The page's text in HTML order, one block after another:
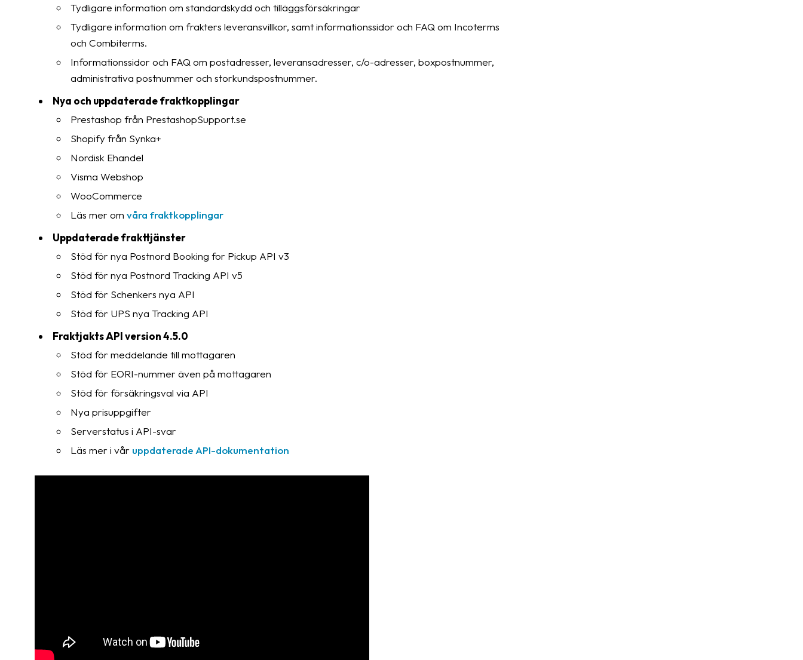
Tydligare information om standardskydd och tilläggsförsäkringar
Tydligare information om frakters leveransvillkor, samt informationssidor och FAQ om Incoterms
och Combiterms.
Informationssidor och FAQ om postadresser, leveransadresser, c/o-adresser, boxpostnummer,
administrativa postnummer och storkundspostnummer.
Nya och uppdaterade fraktkopplingar
Prestashop från PrestashopSupport.se
Shopify från Synka+
Nordisk Ehandel
Visma Webshop
WooCommerce
Läs mer om våra fraktkopplingar
Uppdaterade frakttjänster
Stöd för nya Postnord Booking for Pickup API v3
Stöd för nya Postnord Tracking API v5
Stöd för Schenkers nya API
Stöd för UPS nya Tracking API
Fraktjakts API version 4.5.0
Stöd för meddelande till mottagaren
Stöd för EORI-nummer även på mottagaren
Stöd för försäkringsval via API
Nya prisuppgifter
Serverstatus i API-svar
Läs mer i vår uppdaterade API-dokumentation